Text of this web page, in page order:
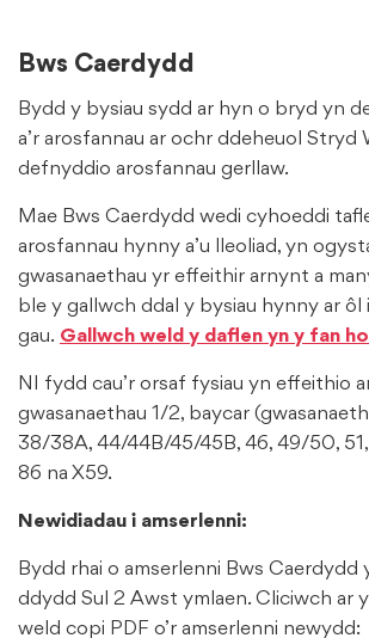
Bws Caerdydd
Bydd y bysiau sydd ar hyn o bryd yn
a’r arosfannau ar ochr ddeheuol Stryd
defnyddio arosfannau gerllaw.
Mae Bws Caerdydd wedi cyhoeddi
arosfannau hynny a’u lleoliad, yn
gwasanaethau yr effeithir arnynt a
ble y gallwch ddal y bysiau hynny ar ôl
gau. Gallwch weld y daflen yn y fan
NI fydd cau’r orsaf fysiau yn effeithio
gwasanaethau 1/2, baycar
38/38A, 44/44B/45/45B, 46, 49/50,
86 na X59.
Newidiadau i amserlenni:
Bydd rhai o amserlenni Bws Caerdydd
ddydd Sul 2 Awst ymlaen. Cliciwch ar
weld copi PDF o’r amserlenni newydd: